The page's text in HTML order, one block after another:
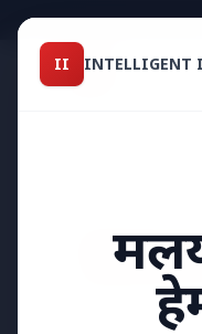
II
TOP
II INTELLIGENT